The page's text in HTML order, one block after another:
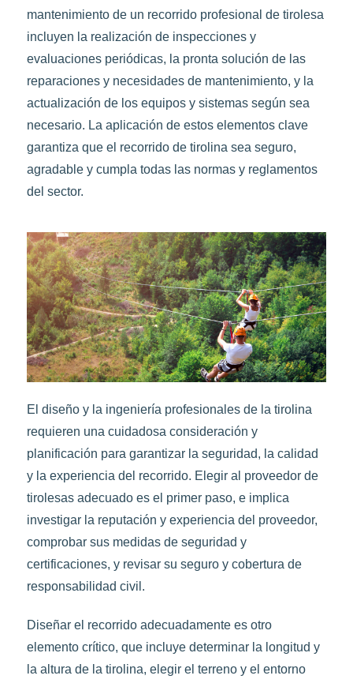
mantenimiento de un recorrido profesional de tirolesa
incluyen la realización de inspecciones y
evaluaciones periódicas, la pronta solución de las
reparaciones y necesidades de mantenimiento, y la
actualización de los equipos y sistemas según sea
necesario. La aplicación de estos elementos clave
garantiza que el recorrido de tirolina sea seguro,
agradable y cumpla todas las normas y reglamentos
del sector.
El diseño y la ingeniería profesionales de la tirolina
requieren una cuidadosa consideración y
planificación para garantizar la seguridad, la calidad
y la experiencia del recorrido. Elegir al proveedor de
tirolesas adecuado es el primer paso, e implica
investigar la reputación y experiencia del proveedor,
comprobar sus medidas de seguridad y
certificaciones, y revisar su seguro y cobertura de
responsabilidad civil.
Diseñar el recorrido adecuadamente es otro
elemento crítico, que incluye determinar la longitud y
la altura de la tirolina, elegir el terreno y el entorno